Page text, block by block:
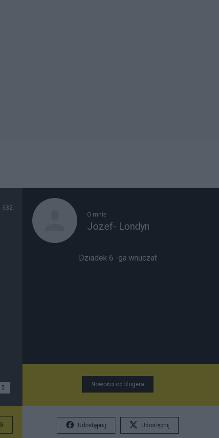
632
5
O mnie
Jozef- Londyn
Dziadek 6 -ga wnuczat
Nowości od blogera
Udostępnij Udostępnij